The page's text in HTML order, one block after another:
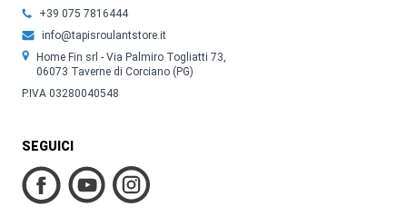
+39 075 7816444
info@tapisroulantstore.it
Home Fin srl - Via Palmiro Togliatti 73,
06073 Taverne di Corciano (PG)
P.IVA 03280040548
SEGUICI